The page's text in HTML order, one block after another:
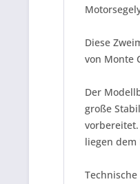
Diese
von Monte
Der
große
liegen dem
Technische